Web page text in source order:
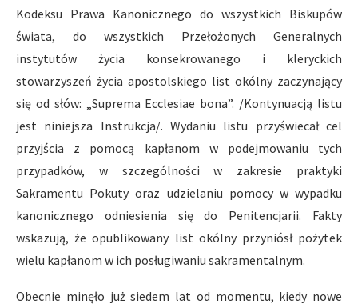
Kodeksu Prawa Kanonicznego do wszystkich Biskupów
świata, do wszystkich Przełożonych Generalnych
instytutów życia konsekrowanego i kleryckich
stowarzyszeń życia apostolskiego list okólny zaczynający
się od słów: „Suprema Ecclesiae bona”. /Kontynuacją listu
jest niniejsza Instrukcja/. Wydaniu listu przyświecał cel
przyjścia z pomocą kapłanom w podejmowaniu tych
przypadków, w szczególności w zakresie praktyki
Sakramentu Pokuty oraz udzielaniu pomocy w wypadku
kanonicznego odniesienia się do Penitencjarii. Fakty
wskazują, że opublikowany list okólny przyniósł pożytek
wielu kapłanom w ich posługiwaniu sakramentalnym.
Obecnie minęło już siedem lat od momentu, kiedy nowe